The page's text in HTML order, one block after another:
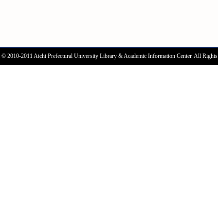
2010-2011 Aichi Prefectural University Library & Academic Information Center. All Rights